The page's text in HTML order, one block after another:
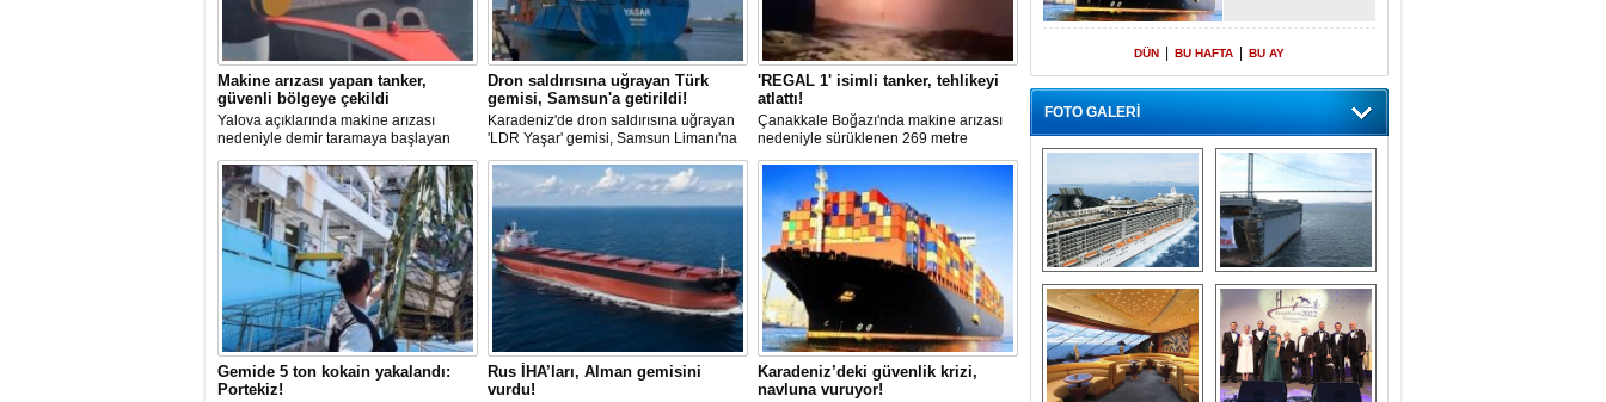
Makine arızası yapan tanker,
güvenli bölgeye çekildi
Yalova açıklarında makine arızası
nedeniyle demir taramaya başlayan
tanker, römorkör eşliğinde güvenli
şekilde demirleme sahasına alındı.
Dron saldırısına uğrayan Türk
gemisi, Samsun'a getirildi!
Karadeniz'de dron saldırısına uğrayan
'LDR Yaşar' gemisi, Samsun Limanı'na
güvenli bir şekilde ulaştı. Saldırıda can
kaybı yaşanmadı, ancak büyük çapta
maddi hasar oluştu.
'REGAL 1' isimli tanker, tehlikeyi
atlattı!
Çanakkale Boğazı'nda makine arızası
nedeniyle sürüklenen 269 metre
uzunluğundaki 'REGAL 1' isimli tanker,
römorkörler yardımıyla Şevketiye Demir
Sahası'na çekilerek kurtarıldı.
Gemide 5 ton kokain yakalandı:
Portekiz!
Rus İHA’ları, Alman gemisini
vurdu!
Karadeniz’deki güvenlik krizi,
navluna vuruyor!
DÜN BU HAFTA BU AY
FOTO GALERİ
“Gemi içinde gemi”
konsepti ile MSC
Splendida
Dünyada tek!
Denizaltı yüzer
havuzu intikal
seyrine başladı